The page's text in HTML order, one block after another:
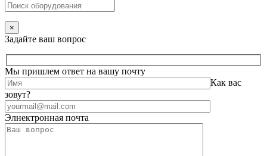
×
Задайте ваш вопрос
Мы пришлем ответ на вашу почту
Как вас
зовут?
Элнектронная почта